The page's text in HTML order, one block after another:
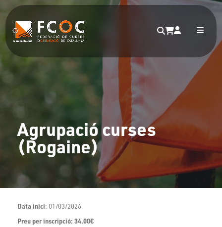
Agrupació curses
(Rogaine)
Data inici: 01/03/2026
Preu per inscripció: 34.00€